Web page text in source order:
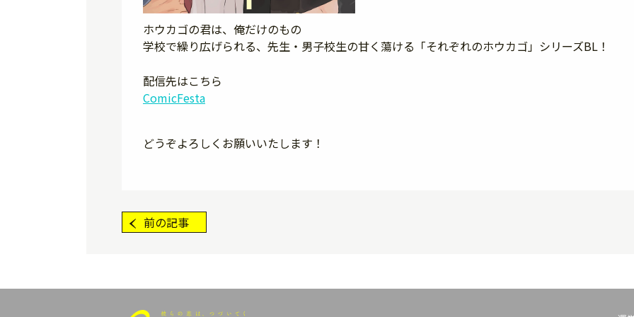
ホウカゴの君は、俺だけのもの――
学校で繰り広げられる、先生・男子校生の甘く蕩ける「それぞれのホウカゴ」シリーズBL！
配信先はこちら
ComicFesta
どうぞよろしくお願いいたします！
前の記事